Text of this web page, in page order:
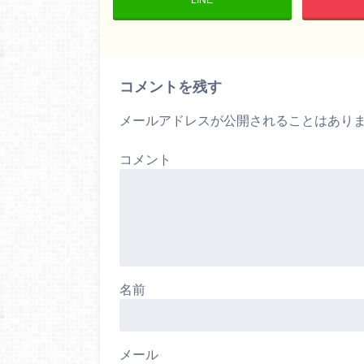
コメントを残す
メールアドレスが公開されることはあり
コメント
名前
メール